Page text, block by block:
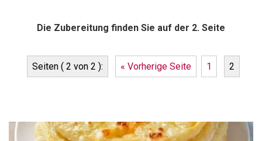
Die Zubereitung finden Sie auf der 2. Seite
Seiten ( 2 von 2 ): « Vorherige Seite 1 2